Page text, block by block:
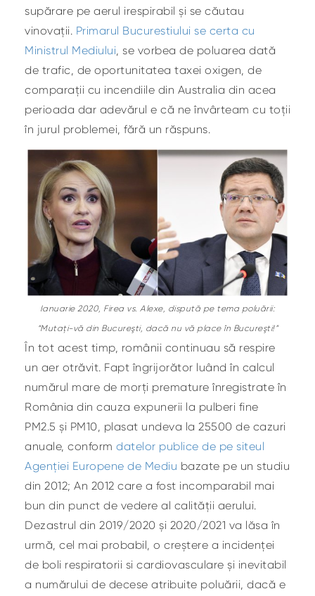
supărare pe aerul irespirabil și se căutau
vinovații. Primarul Bucurestiului se certa cu
Ministrul Mediului , se vorbea de poluarea dată
de trafic, de oportunitatea taxei oxigen, de
comparații cu incendiile din Australia din acea
perioada dar adevărul e că ne învârteam cu toții
în jurul problemei, fără un răspuns.
Ianuarie 2020, Firea vs. Alexe, dispută pe tema poluării:
“Mutaţi-vă din Bucureşti, dacă nu vă place în Bucureşti!”
În tot acest timp, românii continuau să respire
un aer otrăvit. Fapt îngrijorător luând în calcul
numărul mare de morți premature înregistrate în
România din cauza expunerii la pulberi fine
PM2.5 și PM10, plasat undeva la 25500 de cazuri
anuale, conform datelor publice de pe siteul
Agenției Europene de Mediu bazate pe un studiu
din 2012; An 2012 care a fost incomparabil mai
bun din punct de vedere al calității aerului.
Dezastrul din 2019/2020 și 2020/2021 va lăsa în
urmă, cel mai probabil, o creștere a incidenței
de boli respiratorii si cardiovasculare și inevitabil
a numărului de decese atribuite poluării, dacă e